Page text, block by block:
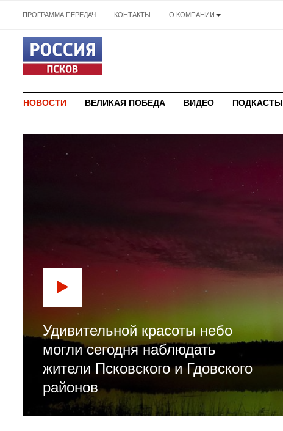
ПРОГРАММА ПЕРЕДАЧ КОНТАКТЫ О КОМПАНИИ
НОВОСТИ ВЕЛИКАЯ ПОБЕДА ВИДЕО ПОДКАСТЫ
Удивительной красоты небо
могли сегодня наблюдать
жители Псковского и Гдовского
районов